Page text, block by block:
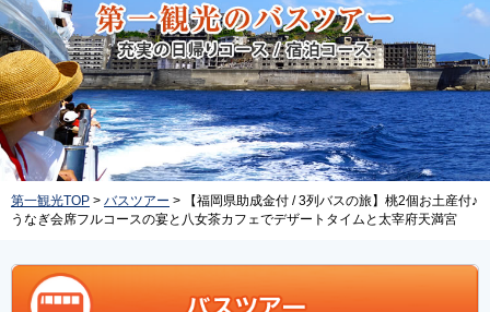
第一観光TOP > バスツアー > 【福岡県助成金付 / 3列バスの旅】桃2個お土産付♪
うなぎ会席フルコースの宴と八女茶カフェでデザートタイムと太宰府天満宮